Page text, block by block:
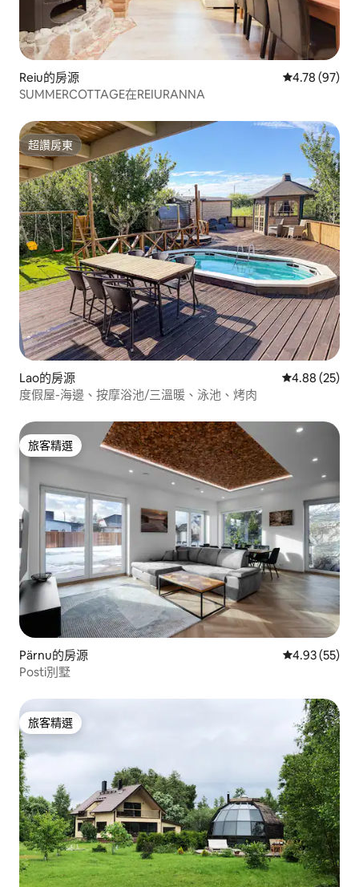
Reiu的房源 從 97 則評價
4.78 (97)
SUMMERCOTTAGE在REIURANNA
超讚房東
超讚房東
Lao的房源 從 25 則評價
4.88 (25)
度假屋-海邊、按摩浴池/三溫暖、泳池、烤肉
旅客精選
旅客精選
Pärnu的房源 從 55 則評價
4.93 (55)
Posti別墅
旅客精選
旅客精選